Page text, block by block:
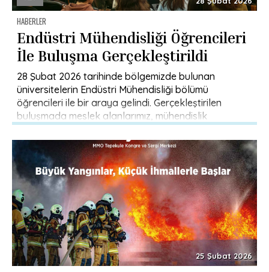
HABERLER
Endüstri Mühendisliği Öğrencileri
İle Buluşma Gerçekleştirildi
28 Şubat 2026 tarihinde bölgemizde bulunan
üniversitelerin Endüstri Mühendisliği bölümü
öğrencileri ile bir araya gelindi. Gerçekleştirilen
buluşmada meslek alanlarımız, mühendislik
uygulamaları ve mesleki örgütlenmenin önemi […]
25 Şubat 2026